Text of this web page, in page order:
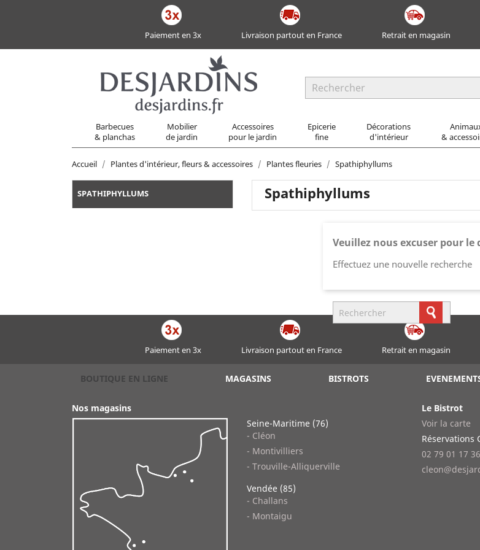
Paiement en 3x Livraison partout en France Retrait en magasin
Barbecues
& planchas
Mobilier
de jardin
Accessoires
pour le jardin
Epicerie
fine
Décorations
d'intérieur
&
Accueil Plantes d'intérieur, fleurs & accessoires Plantes fleuries Spathiphyllums
SPATHIPHYLLUMS Spathiphyllums
Veuillez nous excuser pour le
Effectuez une nouvelle recherche
Paiement en 3x Livraison partout en France Retrait en magasin
BOUTIQUE EN LIGNE MAGASINS BISTROTS
Nos magasins
Seine-Maritime (76)
- Cléon
- Montivilliers
- Trouville-Alliquerville
Vendée (85)
- Challans
- Montaigu
Le Bistrot
Voir la carte
Réservations
02 79 01 17 36